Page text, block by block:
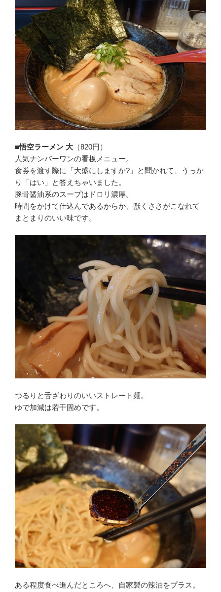
■悟空ラーメン 大 （820円）
人気ナンバーワンの看板メニュー。
食券を渡す際に「大盛にしますか?」と聞かれて、うっか
り「はい」と答えちゃいました。
豚骨醤油系のスープはドロリ濃厚。
時間をかけて仕込んであるからか、獣くささがこなれて
まとまりのいい味です。
つるりと舌ざわりのいいストレート麺。
ゆで加減は若干固めです。
ある程度食べ進んだところへ、自家製の辣油をプラス。